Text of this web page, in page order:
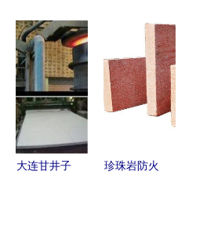
生产厂家
现货供应与
保温材料的
协同发展
以保温材料
为支点，撬
动产业向集
群化、数据
升级
大连甘井子
珍珠岩防火